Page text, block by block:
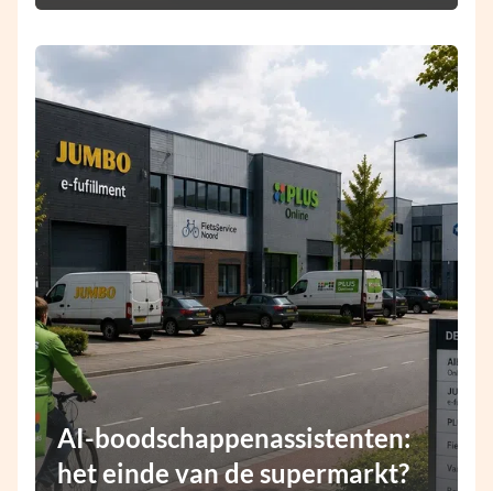
AI-boodschappenassistenten:
het einde van de supermarkt?